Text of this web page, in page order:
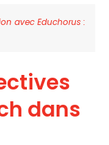
avec Educhorus :
dans